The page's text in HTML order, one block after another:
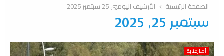
الصفحة الرئيسية الأرشيف اليوميي 25 سبتمبر 2025
سبتمبر 25, 2025
أخبارعنابة